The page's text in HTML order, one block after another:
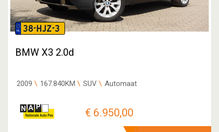
38-HJZ-3
BMW X3 2.0d
2009 167.840KM SUV Automaat
€ 6.950,00